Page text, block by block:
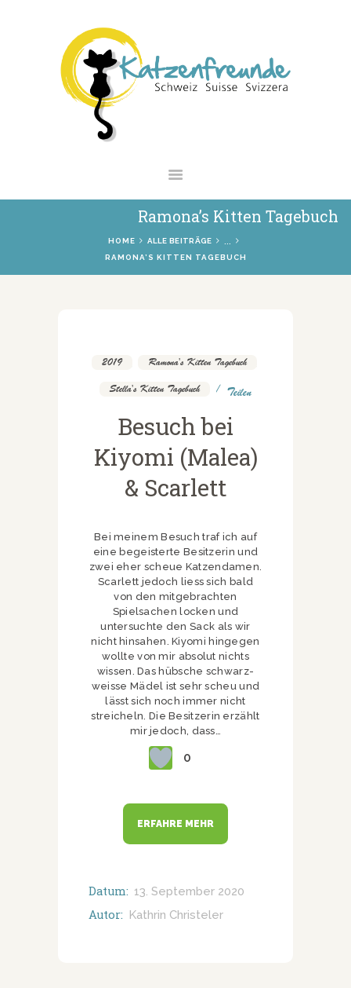
Ramona’s Kitten Tagebuch
HOME ALLE BEITRÄGE
RAMONA’S KITTEN TAGEBUCH
NEWS
VERMITTLUNG
INTERESSANTES
SHOP
2019 Ramona's Kitten Tagebuch
Stella's Kitten Tagebuch Teilen
Besuch bei
Kiyomi (Malea)
& Scarlett
Bei meinem Besuch traf ich auf
eine begeisterte Besitzerin und
zwei eher scheue Katzendamen.
Scarlett jedoch liess sich bald
von den mitgebrachten
Spielsachen locken und
untersuchte den Sack als wir
nicht hinsahen. Kiyomi hingegen
wollte von mir absolut nichts
wissen. Das hübsche schwarz-
weisse Mädel ist sehr scheu und
lässt sich noch immer nicht
streicheln. Die Besitzerin erzählt
mir jedoch, dass…
0
ERFAHRE MEHR
Datum: 13. September 2020
Autor: Kathrin Christeler